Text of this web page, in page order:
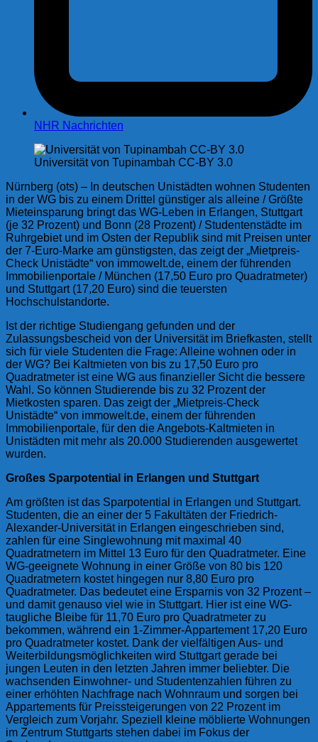
NHR Nachrichten
Universität von Tupinambah CC-BY 3.0
Nürnberg (ots) – In deutschen Unistädten wohnen Studenten
in der WG bis zu einem Drittel günstiger als alleine / Größte
Mieteinsparung bringt das WG-Leben in Erlangen, Stuttgart
(je 32 Prozent) und Bonn (28 Prozent) / Studentenstädte im
Ruhrgebiet und im Osten der Republik sind mit Preisen unter
der 7-Euro-Marke am günstigsten, das zeigt der „Mietpreis-
Check Unistädte“ von immowelt.de, einem der führenden
Immobilienportale / München (17,50 Euro pro Quadratmeter)
und Stuttgart (17,20 Euro) sind die teuersten
Hochschulstandorte.
Ist der richtige Studiengang gefunden und der
Zulassungsbescheid von der Universität im Briefkasten, stellt
sich für viele Studenten die Frage: Alleine wohnen oder in
der WG? Bei Kaltmieten von bis zu 17,50 Euro pro
Quadratmeter ist eine WG aus finanzieller Sicht die bessere
Wahl. So können Studierende bis zu 32 Prozent der
Mietkosten sparen. Das zeigt der „Mietpreis-Check
Unistädte“ von immowelt.de, einem der führenden
Immobilienportale, für den die Angebots-Kaltmieten in
Unistädten mit mehr als 20.000 Studierenden ausgewertet
wurden.
Großes Sparpotential in Erlangen und Stuttgart
Am größten ist das Sparpotential in Erlangen und Stuttgart.
Studenten, die an einer der 5 Fakultäten der Friedrich-
Alexander-Universität in Erlangen eingeschrieben sind,
zahlen für eine Singlewohnung mit maximal 40
Quadratmetern im Mittel 13 Euro für den Quadratmeter. Eine
WG-geeignete Wohnung in einer Größe von 80 bis 120
Quadratmetern kostet hingegen nur 8,80 Euro pro
Quadratmeter. Das bedeutet eine Ersparnis von 32 Prozent –
und damit genauso viel wie in Stuttgart. Hier ist eine WG-
taugliche Bleibe für 11,70 Euro pro Quadratmeter zu
bekommen, während ein 1-Zimmer-Appartement 17,20 Euro
pro Quadratmeter kostet. Dank der vielfältigen Aus- und
Weiterbildungsmöglichkeiten wird Stuttgart gerade bei
jungen Leuten in den letzten Jahren immer beliebter. Die
wachsenden Einwohner- und Studentenzahlen führen zu
einer erhöhten Nachfrage nach Wohnraum und sorgen bei
Appartements für Preissteigerungen von 22 Prozent im
Vergleich zum Vorjahr. Speziell kleine möblierte Wohnungen
im Zentrum Stuttgarts stehen dabei im Fokus der